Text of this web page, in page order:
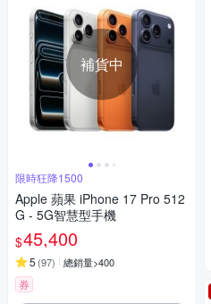
補貨中
限時狂降1500
Apple 蘋果 iPhone 17 Pro 512
G - 5G智慧型手機
$45,400
5 (97) 總銷量>400
券